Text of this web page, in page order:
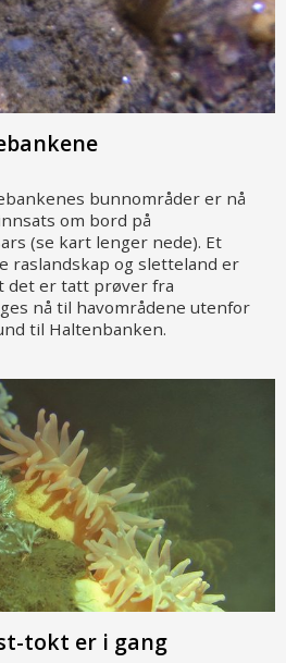
bunnområder er nå
om bord på
(se kart lenger nede). Et
raslandskap og sletteland er
det er tatt prøver fra
nå til havområdene utenfor
til Haltenbanken.
tokt er i gang